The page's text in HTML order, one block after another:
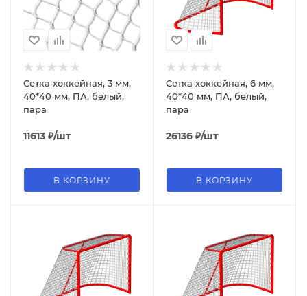
Сетка хоккейная, 3 мм,
40*40 мм, ПА, белый,
пара
11613 ₽/шт
В КОРЗИНУ
Сетка хоккейная, 6 мм,
40*40 мм, ПА, белый,
пара
26136 ₽/шт
В КОРЗИНУ